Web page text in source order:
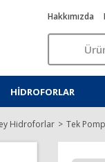
Hakkımızda
HIDROFORLAR
Hidroforlar Tek